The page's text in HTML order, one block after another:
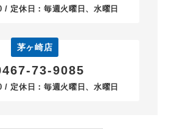
/ 定休日：毎週火曜日、水曜日
茅ヶ崎店
73-9085
/ 定休日：毎週火曜日、水曜日